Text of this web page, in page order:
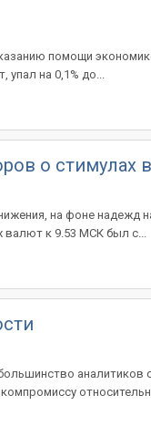
помощи
упал на 0,1% до...
о стимулах
на фоне надежд
валют к 9.53 МСК был с...
аналитиков